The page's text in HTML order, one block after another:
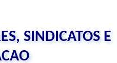
SINDICATOS E